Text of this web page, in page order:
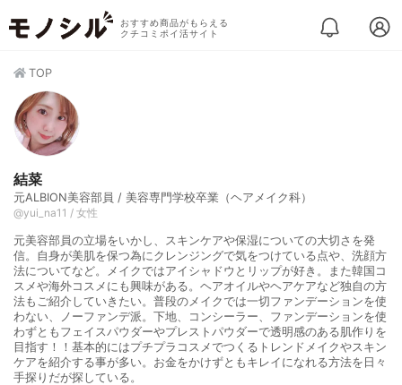
おすすめ商品がもらえる
クチコミポイ活サイト
TOP
結菜
元ALBION美容部員 / 美容専門学校卒業（ヘアメイク科）
@yui_na11 / 女性
元美容部員の立場をいかし、スキンケアや保湿についての大切さを発
信。自身が美肌を保つ為にクレンジングで気をつけている点や、洗顔方
法についてなど。メイクではアイシャドウとリップが好き。また韓国コ
スメや海外コスメにも興味がある。ヘアオイルやヘアケアなど独自の方
法もご紹介していきたい。普段のメイクでは一切ファンデーションを使
わない、ノーファンデ派。下地、コンシーラー、ファンデーションを使
わずともフェイスパウダーやプレストパウダーで透明感のある肌作りを
目指す！！基本的にはプチプラコスメでつくるトレンドメイクやスキン
ケアを紹介する事が多い。お金をかけずともキレイになれる方法を日々
手探りだが探している。